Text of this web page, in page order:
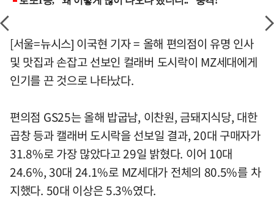
[서울=뉴시스] 이국현 기자 = 올해 편의점이 유명 인사
및 맛집과 손잡고 선보인 컬래버 도시락이 MZ세대에게
인기를 끈 것으로 나타났다.
편의점 GS25는 올해 밥굽남, 이찬원, 금돼지식당, 대한
곱창 등과 캘래버 도시락을 선보일 결과, 20대 구매자가
31.8%로 가장 많았다고 29일 밝혔다. 이어 10대
24.6%, 30대 24.1%로 MZ세대가 전체의 80.5%를 차
지했다. 50대 이상은 5.3%였다.